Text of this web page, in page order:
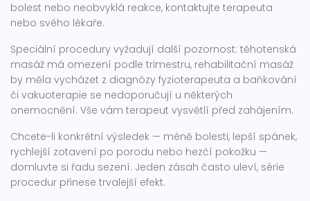
bolest nebo neobvyklá reakce, kontaktujte terapeuta
nebo svého lékaře.
Speciální procedury vyžadují další pozornost: těhotenská
masáž má omezení podle trimestru, rehabilitační masáž
by měla vycházet z diagnózy fyzioterapeuta a baňkování
či vakuoterapie se nedoporučují u některých
onemocnění. Vše vám terapeut vysvětlí před zahájením.
Chcete-li konkrétní výsledek — méně bolesti, lepší spánek,
rychlejší zotavení po porodu nebo hezčí pokožku —
domluvte si řadu sezení. Jeden zásah často uleví, série
procedur přinese trvalejší efekt.